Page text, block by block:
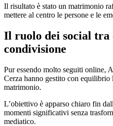
Il risultato è stato un matrimonio
mettere al centro le persone e le
Il ruolo dei social tra
condivisione
Pur essendo molto seguiti online,
Cerza hanno gestito con
matrimonio.
L’obiettivo è apparso chiaro fin
momenti significativi senza
mediatico.